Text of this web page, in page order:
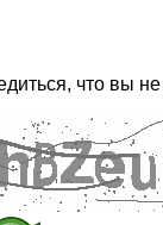
что вы